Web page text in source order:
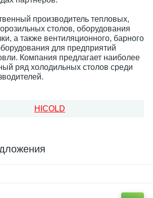
производитель тепловых,
столов, оборудования
а также вентиляционного, барного
для предприятий
Компания предлагает наиболее
ряд холодильных столов среди
HICOLD